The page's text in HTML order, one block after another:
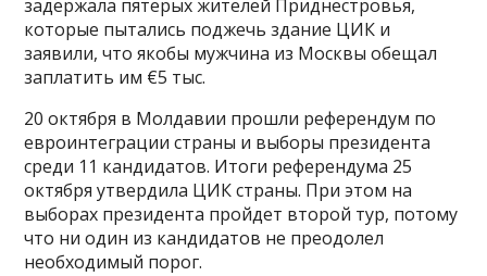
задержала пятерых жителей Приднестровья,
которые пытались поджечь здание ЦИК и
заявили, что якобы мужчина из Москвы обещал
заплатить им €5 тыс.
20 октября в Молдавии прошли референдум по
евроинтеграции страны и выборы президента
среди 11 кандидатов. Итоги референдума 25
октября утвердила ЦИК страны. При этом на
выборах президента пройдет второй тур, потому
что ни один из кандидатов не преодолел
необходимый порог.